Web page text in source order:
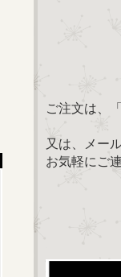
ご注文は、
又は、メー
お気軽にご